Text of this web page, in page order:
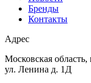
Бренды
Контакты
Адрес
Московская
ул. Ленина д. 1Д